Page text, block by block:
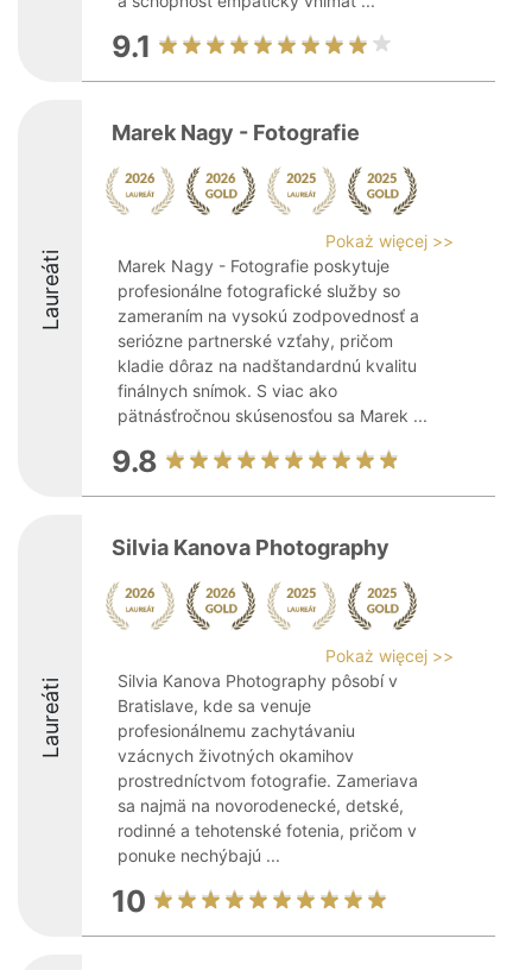
9.1
Laureáti
Marek Nagy - Fotografie
Pokaż więcej >>
Marek Nagy - Fotografie poskytuje
profesionálne fotografické služby so
zameraním na vysokú zodpovednosť a
seriózne partnerské vzťahy, pričom
kladie dôraz na nadštandardnú kvalitu
finálnych snímok. S viac ako
pätnásťročnou skúsenosťou sa Marek ...
9.8
Laureáti
Silvia Kanova Photography
Pokaż więcej >>
Silvia Kanova Photography pôsobí v
Bratislave, kde sa venuje
profesionálnemu zachytávaniu
vzácnych životných okamihov
prostredníctvom fotografie. Zameriava
sa najmä na novorodenecké, detské,
rodinné a tehotenské fotenia, pričom v
ponuke nechýbajú ...
10